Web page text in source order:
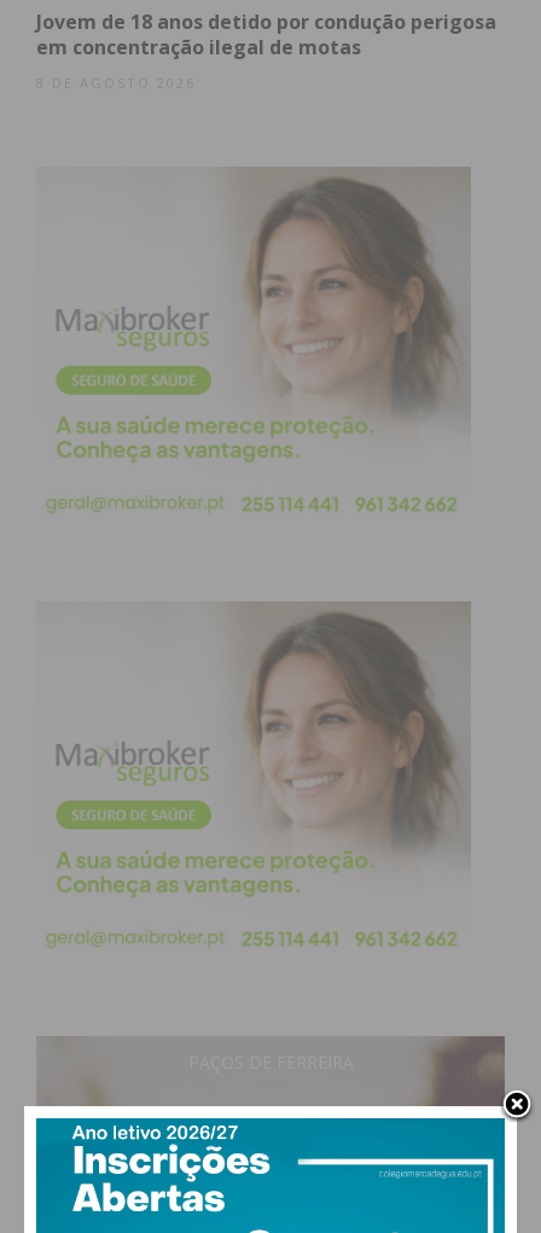
Eu li e concordo com ostermos e
Jovem de 18 anos detido por condução perigosa
em concentração ilegal de motas
8 DE AGOSTO 2026
28°
clear sky
vento: 5m/s O
MAX 28 • MIN 27